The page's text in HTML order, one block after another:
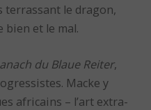
terrassant le dragon,
bien et le mal.
du Blaue Reiter,
Macke y
africains – l’art extra-